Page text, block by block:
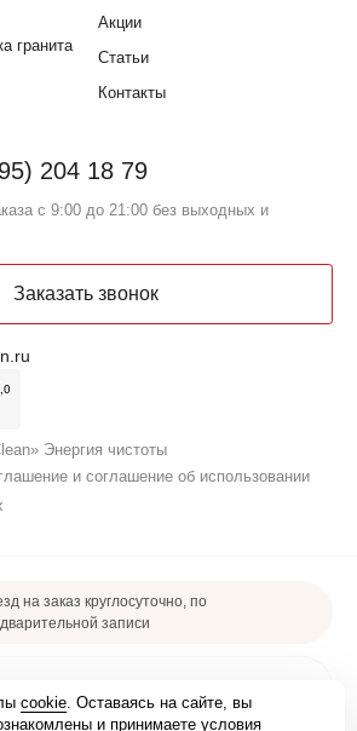
204 18 79
с 9:00 до 21:00 без выходных и
Заказать звонок
Энергия чистоты
и соглашение об использовании
гранита
Акции
Статьи
Контакты
на заказ круглосуточно, по
записи
cookie. Оставаясь на сайте, вы
и принимаете условия